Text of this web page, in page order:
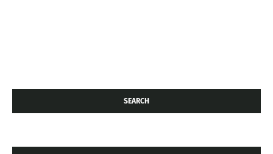
SEARCH